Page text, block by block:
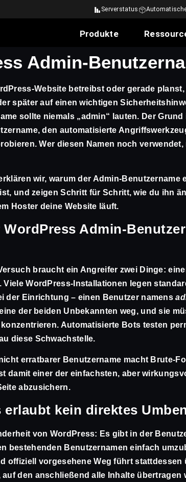
Serverstatus
Produkte
Admin-
Website betreibst oder gerade
später auf einen wichtigen
sollte niemals „admin“ lauten. Der Grund
den automatisierte
Wer diesen Namen noch
wir, warum der Admin-Benutzername
und zeigen Schritt für Schritt, wie du ihn
Hoster deine Website läuft.
WordPress Admin-
braucht ein Angreifer zwei Dinge:
Viele WordPress-Installationen legen
der Einrichtung – einen Benutzer namens
der beiden Unbekannten weg, und sie
Automatisierte Bots testen
diese Schwachstelle.
erratbarer Benutzername macht Brute-
damit einer der einfachsten, aber
abzusichern.
erlaubt kein direktes
von WordPress: Es gibt in der
bestehenden Benutzernamen einfach
offiziell vorgesehene Weg führt stattdessen
den anschließend alle Inhalte übertragen